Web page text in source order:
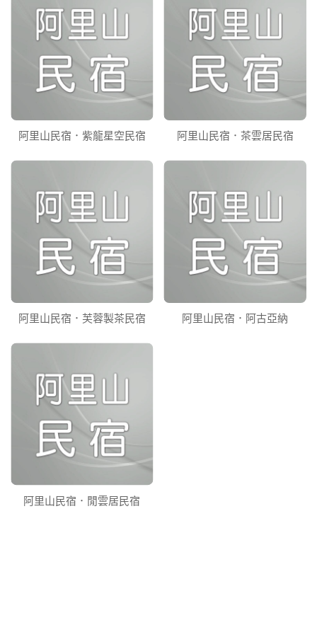
阿里山民宿．紫龍星空民宿 阿里山民宿．茶雲居民宿
阿里山民宿．芙蓉製茶民宿 阿里山民宿．阿古亞納
阿里山民宿．閒雲居民宿